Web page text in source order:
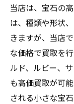
当店は、宝石の
は、種類や形状
きますが、当店
な価格で買取を
ルド、ルビー、
も高価買取が可
される小さな宝